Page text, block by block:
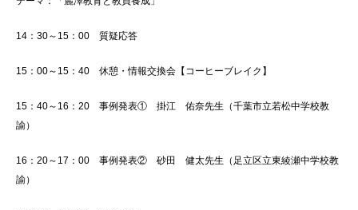
14：30～15：00 質疑応答
15：00～15：40 休憩・情報交換会【コーヒーブレイク】
15：40～16：20 事例発表① 掛江 佑奈先生（千葉市立若松中学校教
諭）
16：20～17：00 事例発表② 砂田 健太先生（足立区立東綾瀬中学校教
諭）